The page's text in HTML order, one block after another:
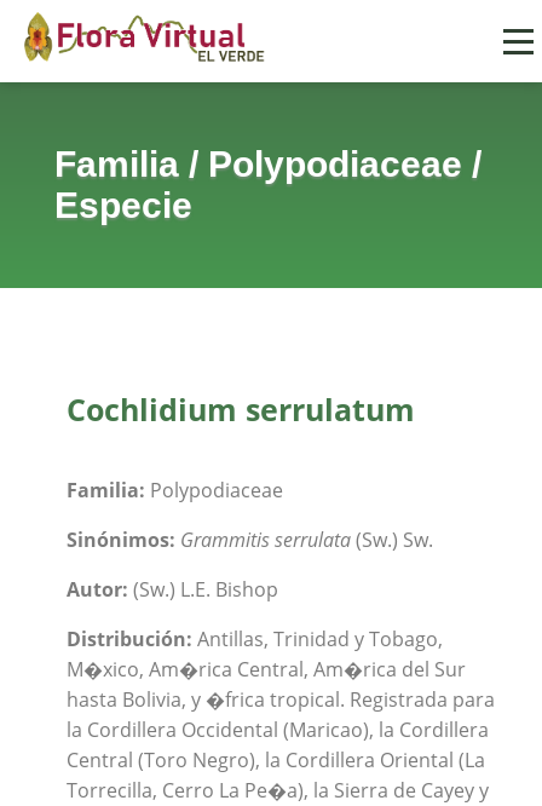
Familia/ Polypodiaceae /
Especie
Cochlidium serrulatum
Familia: Polypodiaceae
Sinónimos: Grammitis serrulata(Sw.) Sw.
Autor: (Sw.) L.E. Bishop
Distribución: Antillas, Trinidad y Tobago,
M�xico, Am�rica Central, Am�rica del Sur
hasta Bolivia, y �frica tropical. Registrada para
la Cordillera Occidental (Maricao), la Cordillera
Central (Toro Negro), la Cordillera Oriental (La
Torrecilla, Cerro La Pe�a), la Sierra de Cayey y